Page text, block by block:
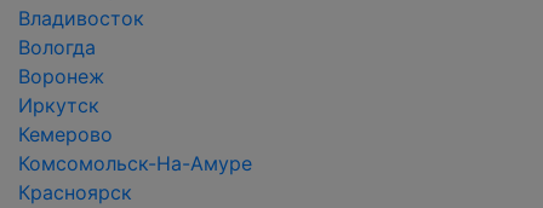
Владивосток
Вологда
Воронеж
Иркутск
Кемерово
Комсомольск-На-Амуре
Красноярск